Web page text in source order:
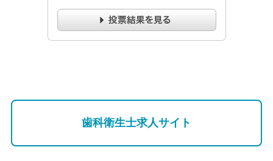
歯科衛生士求人サイト